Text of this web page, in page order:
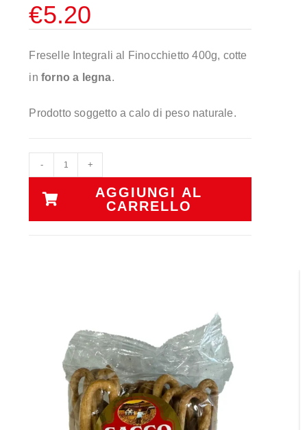
€5.20
Freselle Integrali al Finocchietto 400g, cotte
in forno a legna.
Prodotto soggetto a calo di peso naturale.
- +
AGGIUNGI AL
CARRELLO